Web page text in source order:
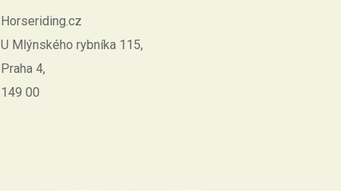
Horseriding.cz
U Mlýnského rybníka 115,
Praha 4,
149 00